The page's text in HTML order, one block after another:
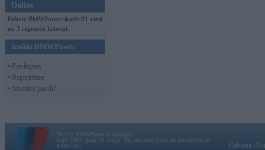
Online
Pašreiz BMWPower skatās 91 viesi
un 3 reģistrēti lietotāji.
Ienākt BMWPower
• Pieslēgties
• Reģistrēties
• Aizmirsi paroli?
Vortāls BMWPower.lv darbojas
kopš 2002. gada 14. maija. Tas nav auto klubs un nav saistīts ar
BMW AG.
Galvena